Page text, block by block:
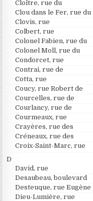
Cloître, rue du
Clou dans le Fer, rue du
Clovis, rue
Colbert, rue
Colonel Fabien, rue du
Colonel Moll, rue du
Condorcet, rue
Contrai, rue de
Cotta, rue
Coucy, rue Robert de
Courcelles, rue de
Courlancy, rue de
Courmeaux, rue
Crayères, rue des
Créneaux, rue des
Croix-Saint-Marc, rue
D
David, rue
Desaubeau, boulevard
Desteuque, rue Eugène
Dieu-Lumière, rue